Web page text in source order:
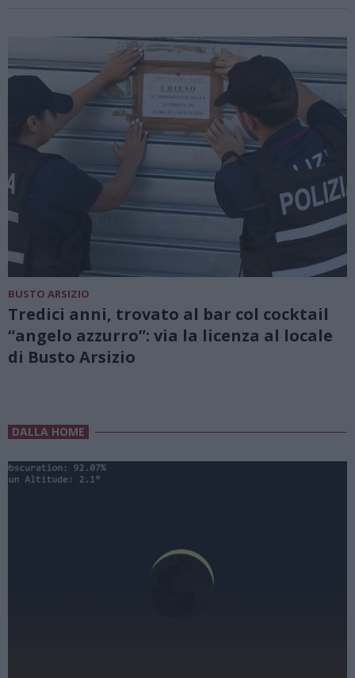
BUSTO ARSIZIO
Tredici anni, trovato al bar col cocktail
“angelo azzurro”: via la licenza al locale
di Busto Arsizio
DALLA HOME